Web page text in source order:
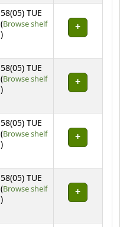
58(05) TUE
(Browse shelf
(Opens below)
)
58(05) TUE
(Browse shelf
(Opens below)
)
58(05) TUE
(Browse shelf
(Opens below)
)
58(05) TUE
(Browse shelf
(Opens below)
)